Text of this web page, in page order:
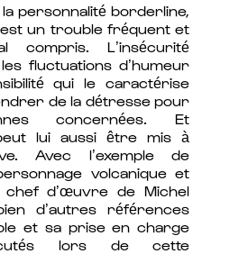
personnalité borderline,
est un trouble fréquent et
compris. L’insécurité
fluctuations d’humeur
qui le caractérise
de la détresse pour
concernées. Et
lui aussi être mis à
Avec l’exemple de
volcanique et
chef d’œuvre de Michel
d’autres références
et sa prise en charge
lors de cette